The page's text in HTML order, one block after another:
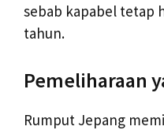
sebab kapabel tetap
tahun.
Pemeliharaan
Rumput Jepang